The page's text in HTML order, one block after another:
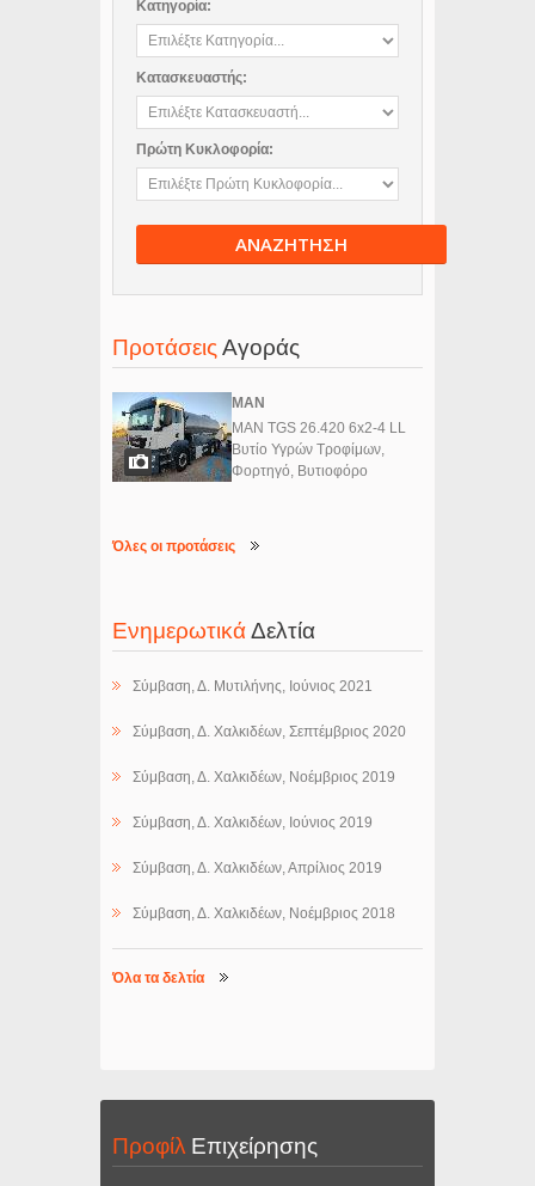
Κατηγορία:
Κατασκευαστής:
Πρώτη Κυκλοφορία:
ΑΝΑΖΗΤΗΣΗ
ΠροτάσειςΑγοράς
MAN
MAN TGS 26.420 6x2-4 LL
Βυτίο Υγρών Τροφίμων,
Φορτηγό, Βυτιοφόρο
Όλες οι προτάσεις
ΕνημερωτικάΔελτία
Σύμβαση, Δ. Μυτιλήνης, Ιούνιος 2021
Σύμβαση, Δ. Χαλκιδέων, Σεπτέμβριος 2020
Σύμβαση, Δ. Χαλκιδέων, Νοέμβριος 2019
Σύμβαση, Δ. Χαλκιδέων, Ιούνιος 2019
Σύμβαση, Δ. Χαλκιδέων, Απρίλιος 2019
Σύμβαση, Δ. Χαλκιδέων, Νοέμβριος 2018
Όλα τα δελτία
Προφίλ Επιχείρησης